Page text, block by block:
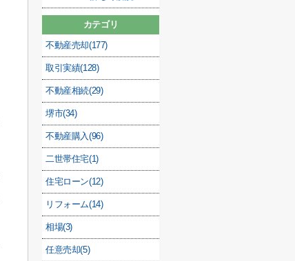
カテゴリ
不動産売却(177)
取引実績(128)
不動産相続(29)
堺市(34)
不動産購入(96)
二世帯住宅(1)
住宅ローン(12)
リフォーム(14)
相場(3)
任意売却(5)